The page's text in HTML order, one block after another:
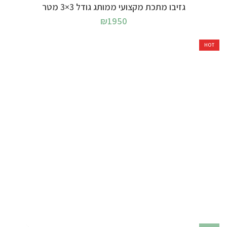
גזיבו מתכת מקצועי ממותג גודל 3×3 מטר
₪1950
HOT